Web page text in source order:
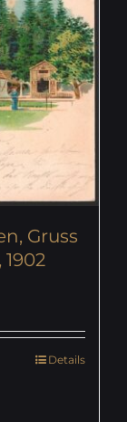
Gruss
Details